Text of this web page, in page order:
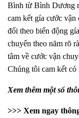
Bình từ Bình Dương
cam kết gía cước
đổi theo biến động
chuyển theo năm rõ
tâm về cước vận
Chúng tôi cam kết
Xem thêm một số
>>> Xem ngay